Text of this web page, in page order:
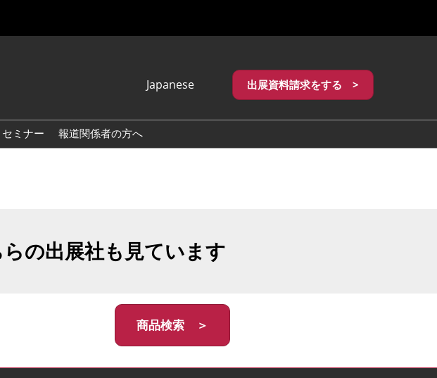
Japanese
English
繁體中文
出展資料請求をする >
来場ガイド
セミナー 報道関係者の方へ
の出展社も見ています
商品検索 ＞